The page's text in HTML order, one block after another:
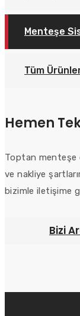
Menteşe
Tüm
Hemen
Toptan menteşe
ve nakliye
bizimle iletişime
Bizi